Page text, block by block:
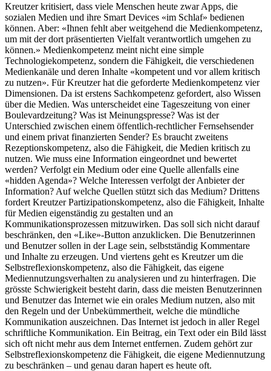
Kreutzer kritisiert, dass viele Menschen heute zwar Apps, die
sozialen Medien und ihre Smart Devices «im Schlaf» bedienen
können. Aber: «Ihnen fehlt aber weitgehend die Medienkompetenz,
um mit der dort präsentierten Vielfalt verantwortlich umgehen zu
können.» Medienkompetenz meint nicht eine simple
Technologiekompetenz, sondern die Fähigkeit, die verschiedenen
Medienkanäle und deren Inhalte «kompetent und vor allem kritisch
zu nutzen». Für Kreutzer hat die geforderte Medienkompetenz vier
Dimensionen. Da ist erstens Sachkompetenz gefordert, also Wissen
über die Medien. Was unterscheidet eine Tageszeitung von einer
Boulevardzeitung? Was ist Meinungspresse? Was ist der
Unterschied zwischen einem öffentlich-rechtlicher Fernsehsender
und einem privat finanzierten Sender? Es braucht zweitens
Rezeptionskompetenz, also die Fähigkeit, die Medien kritisch zu
nutzen. Wie muss eine Information eingeordnet und bewertet
werden? Verfolgt ein Medium oder eine Quelle allenfalls eine
«hidden Agenda»? Welche Interessen verfolgt der Anbieter der
Information? Auf welche Quellen stützt sich das Medium? Drittens
fordert Kreutzer Partizipationskompetenz, also die Fähigkeit, Inhalte
für Medien eigenständig zu gestalten und an
Kommunikationsprozessen mitzuwirken. Das soll sich nicht darauf
beschränken, den «Like»-Button anzuklicken. Die Benutzerinnen
und Benutzer sollen in der Lage sein, selbstständig Kommentare
und Inhalte zu erzeugen. Und viertens geht es Kreutzer um die
Selbstreflexionskompetenz, also die Fähigkeit, das eigene
Mediennutzungsverhalten zu analysieren und zu hinterfragen. Die
grösste Schwierigkeit besteht darin, dass die meisten Benutzerinnen
und Benutzer das Internet wie ein orales Medium nutzen, also mit
den Regeln und der Unbekümmertheit, welche die mündliche
Kommunikation auszeichnen. Das Internet ist jedoch in aller Regel
schriftliche Kommunikation. Ein Beitrag, ein Text oder ein Bild lässt
sich oft nicht mehr aus dem Internet entfernen. Zudem gehört zur
Selbstreflexionskompetenz die Fähigkeit, die eigene Mediennutzung
zu beschränken – und genau daran hapert es heute oft.